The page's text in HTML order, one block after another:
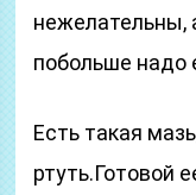
нежелательны,
побольше надо
Есть такая
ртуть.Готовой